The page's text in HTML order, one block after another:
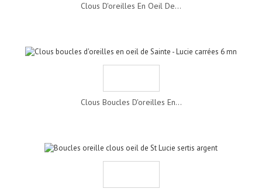
Clous D'oreilles En Oeil De...
Clous Boucles D'oreilles En...